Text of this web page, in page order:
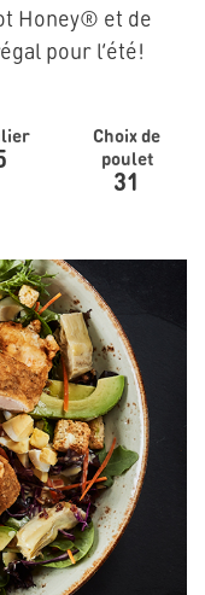
Honey® et de
pour l’été!
Choix de
poulet
31